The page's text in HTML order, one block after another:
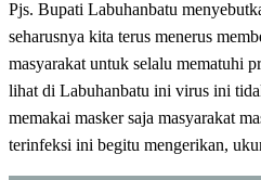
Pjs. Bupati Labuhanbatu
seharusnya kita terus menerus
masyarakat untuk selalu mematuhi
lihat di Labuhanbatu ini virus ini
memakai masker saja masyarakat
terinfeksi ini begitu mengerikan,